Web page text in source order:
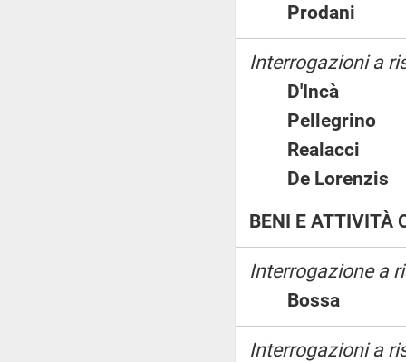
Prodani
Interrogazioni a
D'Incà
Realacci
De
BENI E ATTIVITÀ
Interrogazione a
Bossa
Interrogazioni a